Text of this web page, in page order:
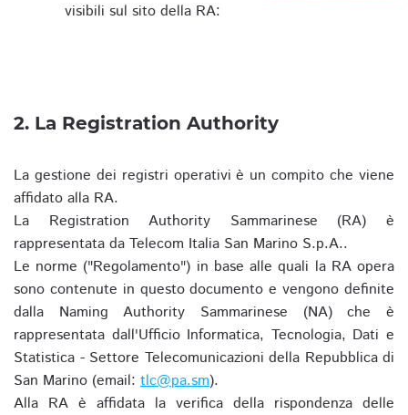
visibili sul sito della RA:
2. La Registration Authority
La gestione dei registri operativi è un compito che viene
affidato alla RA.
La Registration Authority Sammarinese (RA) è
rappresentata da Telecom Italia San Marino S.p.A..
Le norme ("Regolamento") in base alle quali la RA opera
sono contenute in questo documento e vengono definite
dalla Naming Authority Sammarinese (NA) che è
rappresentata dall'Ufficio Informatica, Tecnologia, Dati e
Statistica - Settore Telecomunicazioni della Repubblica di
San Marino (email: tlc@pa.sm).
Alla RA è affidata la verifica della rispondenza delle